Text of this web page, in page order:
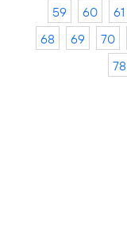
59
60 61
68
69 70
78